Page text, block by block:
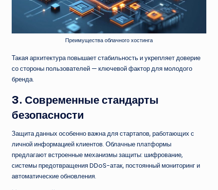
Преимущества облачного хостинга
Такая архитектура повышает стабильность и укрепляет доверие
со стороны пользователей — ключевой фактор для молодого
бренда.
3. Современные стандарты
безопасности
Защита данных особенно важна для стартапов, работающих с
личной информацией клиентов. Облачные платформы
предлагают встроенные механизмы защиты: шифрование,
системы предотвращения DDoS-атак, постоянный мониторинг и
автоматические обновления.